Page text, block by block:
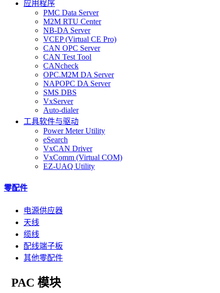
应用程序
PMC Data Server
M2M RTU Center
NB-DA Server
VCEP (Virtual CE Pro)
CAN OPC Server
CAN Test Tool
CANcheck
OPC.M2M DA Server
NAPOPC DA Server
SMS DBS
VxServer
Auto-dialer
工具软件与驱动
Power Meter Utility
eSearch
VxCAN Driver
VxComm (Virtual COM)
EZ-UAQ Utility
零配件
电源供应器
天线
缆线
配线端子板
其他零配件
PAC 模块